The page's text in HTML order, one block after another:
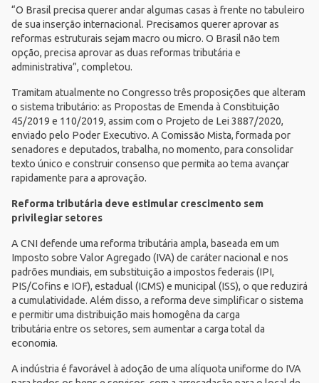
“O Brasil precisa querer andar algumas casas à frente no tabuleiro
de sua inserção internacional. Precisamos querer aprovar as
reformas estruturais sejam macro ou micro. O Brasil não tem
opção, precisa aprovar as duas reformas tributária e
administrativa”, completou.
Tramitam atualmente no Congresso três proposições que alteram
o sistema tributário: as Propostas de Emenda à Constituição
45/2019 e 110/2019, assim com o Projeto de Lei 3887/2020,
enviado pelo Poder Executivo. A Comissão Mista, formada por
senadores e deputados, trabalha, no momento, para consolidar
texto único e construir consenso que permita ao tema avançar
rapidamente para a aprovação.
Reforma tributária deve estimular crescimento sem
privilegiar setores
A CNI defende uma reforma tributária ampla, baseada em um
Imposto sobre Valor Agregado (IVA) de caráter nacional e nos
padrões mundiais, em substituição a impostos federais (IPI,
PIS/Cofins e IOF), estadual (ICMS) e municipal (ISS), o que reduzirá
a cumulatividade. Além disso, a reforma deve simplificar o sistema
e permitir uma distribuição mais homogêna da carga
tributária entre os setores, sem aumentar a carga total da
economia.
A indústria é favorável à adoção de uma alíquota uniforme do IVA